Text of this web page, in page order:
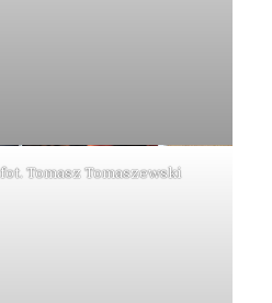
Tomasz Tomaszewski